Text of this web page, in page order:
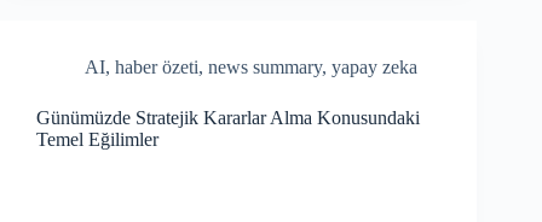
AI, haber özeti, news summary, yapay zeka
Günümüzde Stratejik Kararlar Alma Konusundaki
Temel Eğilimler